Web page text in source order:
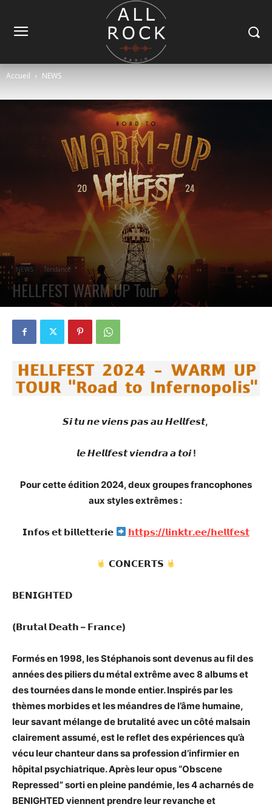
Accueil NEWS
NEWS Tendance
HELLFEST WARM UP Tour
PAR PETE CIRCLE 10 AVRIL 2024 0
𝙎𝙞 𝙩𝙪 𝙣𝙚 𝙫𝙞𝙚𝙣𝙨 𝙥𝙖𝙨 𝙖𝙪 𝙃𝙚𝙡𝙡𝙛𝙚𝙨𝙩,
𝙡𝙚 𝙃𝙚𝙡𝙡𝙛𝙚𝙨𝙩 𝙫𝙞𝙚𝙣𝙙𝙧𝙖 𝙖 𝙩𝙤𝙞 !
Pour cette édition 2024, deux groupes francophones
aux styles extrêmes :
𝗜𝗻𝗳𝗼𝘀 𝗲𝘁 𝗯𝗶𝗹𝗹𝗲𝘁𝘁𝗲𝗿𝗶𝗲 𝗵𝘁𝘁𝗽𝘀://𝗹𝗶𝗻𝗸𝘁𝗿.𝗲𝗲/𝗵𝗲𝗹𝗹𝗳𝗲𝘀𝘁
𝗖𝗢𝗡𝗖𝗘𝗥𝗧𝗦
𝗕𝗘𝗡𝗜𝗚𝗛𝗧𝗘𝗗
(𝗕𝗿𝘂𝘁𝗮𝗹 𝗗𝗲𝗮𝘁𝗵 – 𝗙𝗿𝗮𝗻𝗰𝗲)
Formés en 1998, les Stéphanois sont devenus au fil des
années des piliers du métal extrême avec 8 albums et
des tournées dans le monde entier. Inspirés par les
thèmes morbides et les méandres de l’âme humaine,
leur savant mélange de brutalité avec un côté malsain
clairement assumé, est le reflet des expériences qu’à
vécu leur chanteur dans sa profession d’infirmier en
hôpital psychiatrique. Après leur opus “Obscene
Repressed” sorti en pleine pandémie, les 4 acharnés de
BENIGHTED viennent prendre leur revanche et